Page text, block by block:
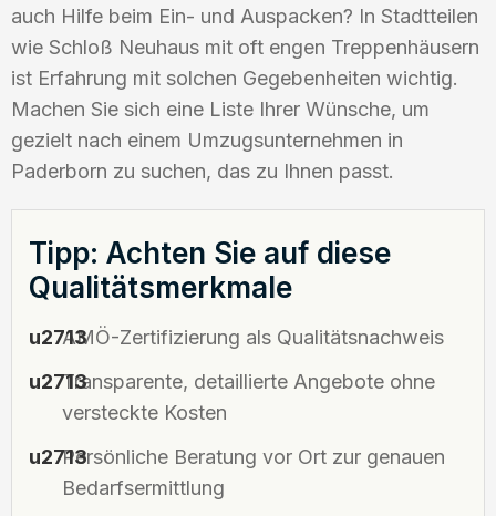
auch Hilfe beim Ein- und Auspacken? In Stadtteilen
wie Schloß Neuhaus mit oft engen Treppenhäusern
ist Erfahrung mit solchen Gegebenheiten wichtig.
Machen Sie sich eine Liste Ihrer Wünsche, um
gezielt nach einem Umzugsunternehmen in
Paderborn zu suchen, das zu Ihnen passt.
Tipp: Achten Sie auf diese
Qualitätsmerkmale
AMÖ-Zertifizierung als Qualitätsnachweis
Transparente, detaillierte Angebote ohne
versteckte Kosten
Persönliche Beratung vor Ort zur genauen
Bedarfsermittlung